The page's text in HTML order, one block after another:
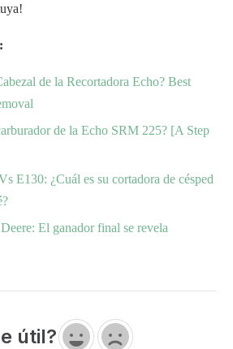
de la Recortadora Echo? Best
de la Echo SRM 225? [A Step
E130: ¿Cuál es su cortadora de césped
El ganador final se revela
útil?